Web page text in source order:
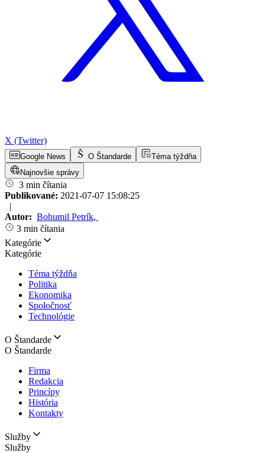
X (Twitter)
Google News O Štandarde
Téma týždňa
Najnovšie správy
3 min čítania
Publikované: 2021-07-07 15:08:25
|
Autor: Bohumil Petrík,
3 min čítania
Kategórie
Kategórie
Téma týždňa
Politika
Ekonomika
Spoločnosť
Technológie
O Štandarde
O Štandarde
Firma
Redakcia
Princípy
História
Kontakty
Služby
Služby